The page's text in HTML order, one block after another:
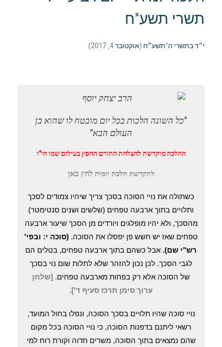
תשרי תשע"ח
י״ד בתשרי ה׳תשע״ח (אוקטובר 4, 2017)
"כל השונה הלכות בכל יום מובטח לו שהוא בן
העולם הבא"
ההלכה מוקדשת להצלחת התורם החפץ בעילום שמו הי"ו
להקדשת הלכה יומיתלחץ כאן
כשתולה את נויי הסוכה בסכך צריך שיהיו צמודים לסכך
ותלויים בתוך ארבעה טפחים (שלשים ושנים סנטימטר)
מהסכך, ולא יהיו מופלגים ויורדים מן הסכך שיעור ארבעה
טפחים שאז יש חשש פן יפסלו את הסוכה. (סוכה י: ובפי'
רש"י שם). אבל כשהם בתוך ארבעה טפחים, בטלים הם
לגבי הסכך. לכן נכון להזהר שלא לתלות שום נוי בסכך
של הסוכה אלא רק בפחות מארבעה טפחים. [שלחן
ערוך סימן תרכז סעיף ד'].
נויי סוכה שהיו תלויים בסכך הסוכה, ונפלו בחול המועד,
רשאי ליתנם בדפנות הסוכה, כי נויי הסוכה בכל מקום
שהם נמצאים בתוך הסוכה, משרים חדוה וקורת רוח למי